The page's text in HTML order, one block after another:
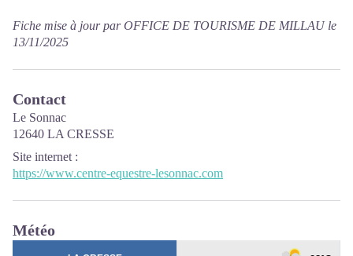
Fiche mise à jour par OFFICE DE TOURISME DE MILLAU le
13/11/2025
Contact
Le Sonnac
12640 LA CRESSE
Site internet :
https://www.centre-equestre-lesonnac.com
Météo